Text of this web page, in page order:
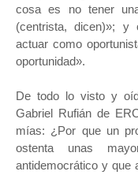
cosa es no tener
(centrista, dicen)»; y
actuar como
oportunidad».
De todo lo visto y
Gabriel Rufián de
mías: ¿Por que un
ostenta unas
antidemocrático y que